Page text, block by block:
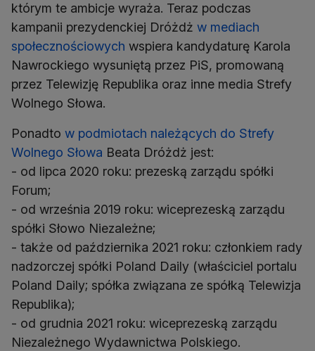
którym te ambicje wyraża. Teraz podczas
kampanii prezydenckiej Dróżdż w mediach
społecznościowych wspiera kandydaturę Karola
Nawrockiego wysuniętą przez PiS, promowaną
przez Telewizję Republika oraz inne media Strefy
Wolnego Słowa.
Ponadto w podmiotach należących do Strefy
Wolnego Słowa Beata Dróżdż jest:
- od lipca 2020 roku: prezeską zarządu spółki
Forum;
- od września 2019 roku: wiceprezeską zarządu
spółki Słowo Niezależne;
- także od października 2021 roku: członkiem rady
nadzorczej spółki Poland Daily (właściciel portalu
Poland Daily; spółka związana ze spółką Telewizja
Republika);
- od grudnia 2021 roku: wiceprezeską zarządu
Niezależnego Wydawnictwa Polskiego.